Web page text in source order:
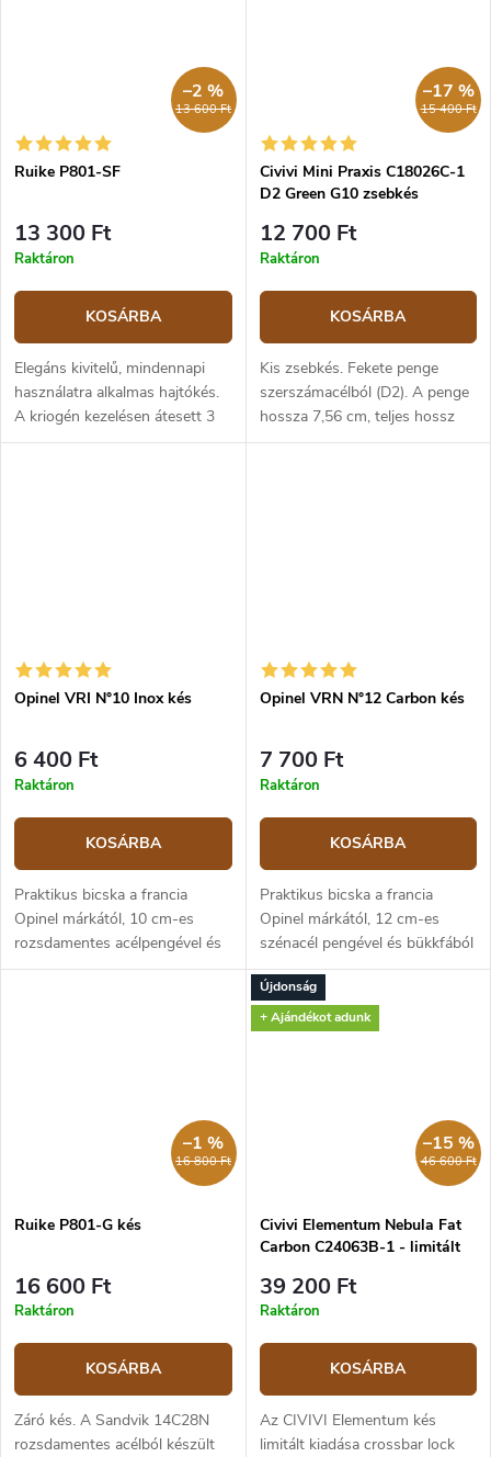
13 600 Ft
–2 %
Ruike P801-SF
13 300 Ft
Raktáron
KOSÁRBA
Elegáns kivitelű, mindennapi
használatra alkalmas hajtókés.
A kriogén kezelésen átesett 3
mm vastag Sandvik 14C28N
15 400 Ft
–17 %
Civivi Mini Praxis C18026C-1
D2 Green G10 zsebkés
12 700 Ft
Raktáron
KOSÁRBA
Kis zsebkés. Fekete penge
szerszámacélból (D2). A penge
hossza 7,56 cm, teljes hossz
17,25 cm. Markolat sötétzöld
Opinel VRI N°10 Inox kés
6 400 Ft
Raktáron
KOSÁRBA
Praktikus bicska a francia
Opinel márkától, 10 cm-es
rozsdamentes acélpengével és
bükkfából készült markolattal, a
Opinel VRN N°12 Carbon kés
7 700 Ft
Raktáron
KOSÁRBA
Praktikus bicska a francia
Opinel márkától, 12 cm-es
szénacél pengével és bükkfából
készült markolattal, a kés
Viroblock biztonsági gyűrűt
tartalmaz. A szénacél penge
16 800 Ft
–1 %
Ruike P801-G kés
16 600 Ft
Raktáron
KOSÁRBA
Záró kés. A Sandvik 14C28N
rozsdamentes acélból készült
Újdonság
+ Ajándékot adunk
46 600 Ft
–15 %
Civivi Elementum Nebula Fat
Carbon C24063B-1 - limitált
39 200 Ft
Raktáron
KOSÁRBA
Az CIVIVI Elementum kés
limitált kiadása crossbar lock